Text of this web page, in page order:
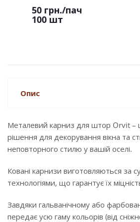
50 грн./пач
100 шт
Опис
Металевий карниз для штор Orvit –
рішення для декорування вікна та
неповторного стилю у вашій оселі.
Ковані карнизи виготовляються за
технологіями, що гарантує їх
Завдяки гальванічному або
передає усю гаму кольорів (від